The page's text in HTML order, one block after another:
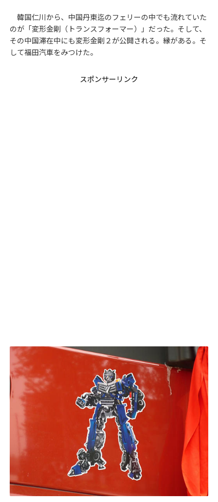
韓国仁川から、中国丹東迄のフェリーの中でも流れていた
のが「変形金剛（トランスフォーマー）」だった。そして、
その中国滞在中にも変形金剛２が公開される。縁がある。そ
して福田汽車をみつけた。
スポンサーリンク